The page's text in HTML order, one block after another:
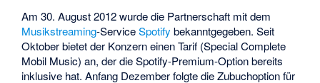
Am 30. August 2012 wurde die Partnerschaft mit dem
Musikstreaming-ServiceSpotify bekanntgegeben. Seit
Oktober bietet der Konzern einen Tarif (Special Complete
Mobil Music) an, der die Spotify-Premium-Option bereits
inklusive hat. Anfang Dezember folgte die Zubuchoption für